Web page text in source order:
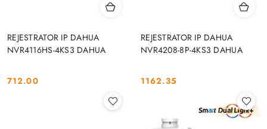
REJESTRATOR IP DAHUA
NVR4116HS-4KS3 DAHUA
Cena:
712.00
REJESTRATOR IP DAHUA
NVR4208-8P-4KS3 DAHUA
Cena:
1162.35